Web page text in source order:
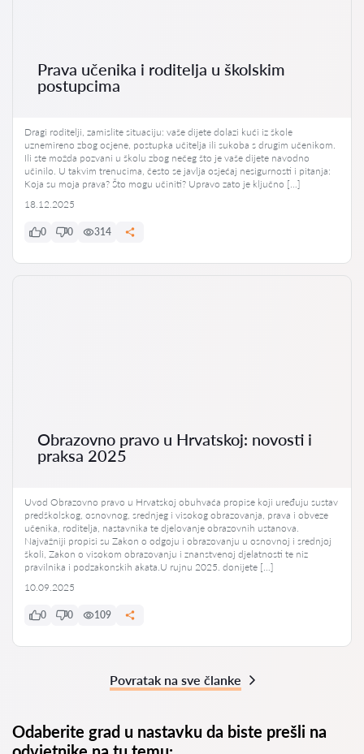
Prava učenika i roditelja u školskim
postupcima
Dragi roditelji, zamislite situaciju: vaše dijete dolazi kući iz škole
uznemireno zbog ocjene, postupka učitelja ili sukoba s drugim učenikom.
Ili ste možda pozvani u školu zbog nečeg što je vaše dijete navodno
učinilo. U takvim trenucima, često se javlja osjećaj nesigurnosti i pitanja:
Koja su moja prava? Što mogu učiniti? Upravo zato je ključno […]
18.12.2025
0 0 314
Obrazovno pravo u Hrvatskoj: novosti i
praksa 2025
Uvod Obrazovno pravo u Hrvatskoj obuhvaća propise koji uređuju sustav
predškolskog, osnovnog, srednjeg i visokog obrazovanja, prava i obveze
učenika, roditelja, nastavnika te djelovanje obrazovnih ustanova.
Najvažniji propisi su Zakon o odgoju i obrazovanju u osnovnoj i srednjoj
školi, Zakon o visokom obrazovanju i znanstvenoj djelatnosti te niz
pravilnika i podzakonskih akata.U rujnu 2025. donijete […]
10.09.2025
0 0 109
Povratak na sve članke
Odaberite grad u nastavku da biste prešli na